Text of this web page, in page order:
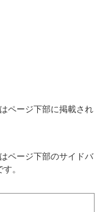
ページ下部に掲載され
ページ下部のサイドバ
。